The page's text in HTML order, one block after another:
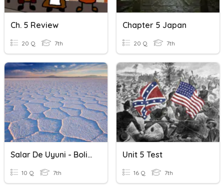
Ch. 5 Review
20 Q 7th
Chapter 5 Japan
20 Q 7th
Salar De Uyuni - Bolivia
10 Q 7th
Unit 5 Test
16 Q 7th